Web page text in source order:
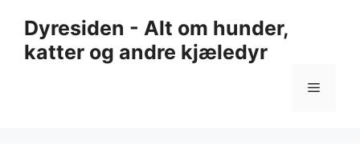
innhold
Dyresiden - Alt om hunder,
katter og andre kjæledyr
Meny